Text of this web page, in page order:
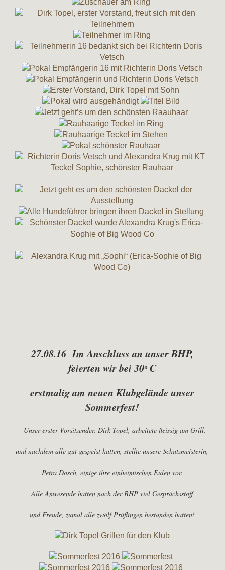
27.08.16 Im Anschluss an unser BHP,
feierten wir bei 30ᵒ C
erstmalig am neuen Klubgelände unser
Sommerfest!
Unser erster Vorsitzender, Dirk Topel, arbeitete fleissig am Grill,
und nachdem alle gut gespeist hatten, stellte unsere Schatzmeisterin,
Petra Dosch, einige ihre einheimischen Eulen vor.
Alle Anwesende hatten nach der BHP viel Gesprächsstoff
und Freude, zumal alle zwölf Prüflingen bestanden hatten!